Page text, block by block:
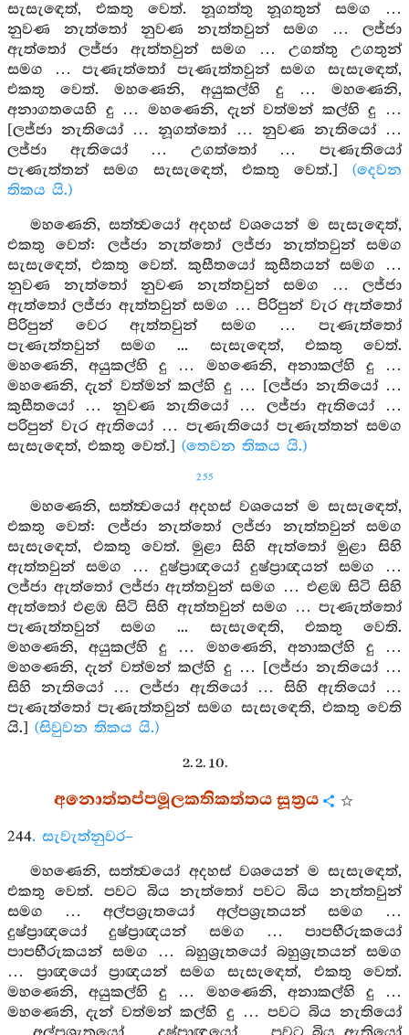
සැසැඳෙත්, එකතු වෙත්. නූගත්තු නූගතුන් සමග …
නුවණ නැත්තෝ නුවණ නැත්තවුන් සමග … ලජ්ජා
ඇත්තෝ ලජ්ජා ඇත්තවුන් සමග … උගත්තු උගතුන්
සමග … පැණැත්තෝ පැණැත්තවුන් සමග සැසැඳෙත්,
එකතු වෙත්. මහණෙනි, අයුකල්හි දු … මහණෙනි,
අනාගතයෙහි දු … මහණෙනි, දැන් වත්මන් කල්හි දු …
[ලජ්ජා නැතියෝ … නූගත්තෝ … නුවණ නැතියෝ …
ලජ්ජා ඇතියෝ … උගත්තෝ … පැණැතියෝ
පැණැත්තන් සමග සැසැඳෙත්, එකතු වෙත්.] (දෙවන
තිකය යි.)
මහණෙනි, සත්ත්‍වයෝ අදහස් වශයෙන් ම සැසැඳෙත්,
එකතු වෙත්: ලජ්ජා නැත්තෝ ලජ්ජා නැත්තවුන් සමග
සැසැඳෙත්, එකතු වෙත්. කුසීතයෝ කුසීතයන් සමග …
නුවණ නැත්තෝ නුවණ නැත්තවුන් සමග … ලජ්ජා
ඇත්තෝ ලජ්ජා ඇත්තවුන් සමග … පිරිපුන් වැර ඇත්තෝ
පිරිපුන් වෙර ඇත්තවුන් සමග … පැණැත්තෝ
පැණැත්තවුන් සමග ... සැසැඳෙත්, එකතු වෙත්.
මහණෙනි, අයුකල්හි දු … මහණෙනි, අනාකල්හි දු …
මහණෙනි, දැන් වත්මන් කල්හි දු … [ලජ්ජා නැතියෝ …
කුසීතයෝ … නුවණ නැතියෝ … ලජ්ජා ඇතියෝ …
පරිපුන් වැර ඇතියෝ … පැණැතියෝ පැණැත්තන් සමග
සැසැඳෙත්, එකතු වෙත්.] (තෙවන තිකය යි.)
255
මහණෙනි, සත්ත්‍වයෝ අදහස් වශයෙන් ම සැසැඳෙත්,
එකතු වෙත්: ලජ්ජා නැත්තෝ ලජ්ජා නැත්තවුන් සමග
සැසැඳෙත්, එකතු වෙත්. මුළා සිහි ඇත්තෝ මුළා සිහි
ඇත්තවුන් සමග … දුෂ්ප්‍රාඥයෝ දුෂ්ප්‍රාඥයන් සමග …
ලජ්ජා ඇත්තෝ ලජ්ජා ඇත්තවුන් සමග … එළඹ සිටි සිහි
ඇත්තෝ එළඹ සිටි සිහි ඇත්තවුන් සමග … පැණැත්තෝ
පැණැත්තවුන් සමග ... සැසැඳෙති, එකතු වෙති.
මහණෙනි, අයුකල්හි දු … මහණෙනි, අනාකල්හි දු …
මහණෙනි, දැන් වත්මන් කල්හි දු … [ලජ්ජා නැතියෝ …
සිහි නැතියෝ … ලජ්ජා ඇතියෝ … සිහි ඇතියෝ …
පැණැත්තෝ පැණැත්තවුන් සමග සැසැඳෙති, එකතු වෙති
යි.] (සිවුවන තිකය යි.)
2. 2. 10.
අනොත්තප්පමූලකතිකත්තය සූත්‍රය
244. සැවැත්නුවර–
මහණෙනි, සත්ත්‍වයෝ අදහස් වශයෙන් ම සැසැඳෙත්,
එකතු වෙත්. පවට බිය නැත්තෝ පවට බිය නැත්තවුන්
සමග … අල්පශ්‍රැතයෝ අල්පශ්‍රැතයන් සමග …
දුෂ්ප්‍රාඥයෝ දුෂ්ප්‍රාඥයන් සමග … පාපභීරුකයෝ
පාපභීරුකයන් සමග … බහුශ්‍රැතයෝ බහුශ්‍රැතයන් සමග
… ප්‍රාඥයෝ ප්‍රාඥයන් සමග සැසැඳෙත්, එකතු වෙත්.
මහණෙනි, අයුකල්හි දු … මහණෙනි, අනාකල්හි දු …
මහණෙනි, දැන් වත්මන් කල්හි දු … පවට බිය නැතියෝ